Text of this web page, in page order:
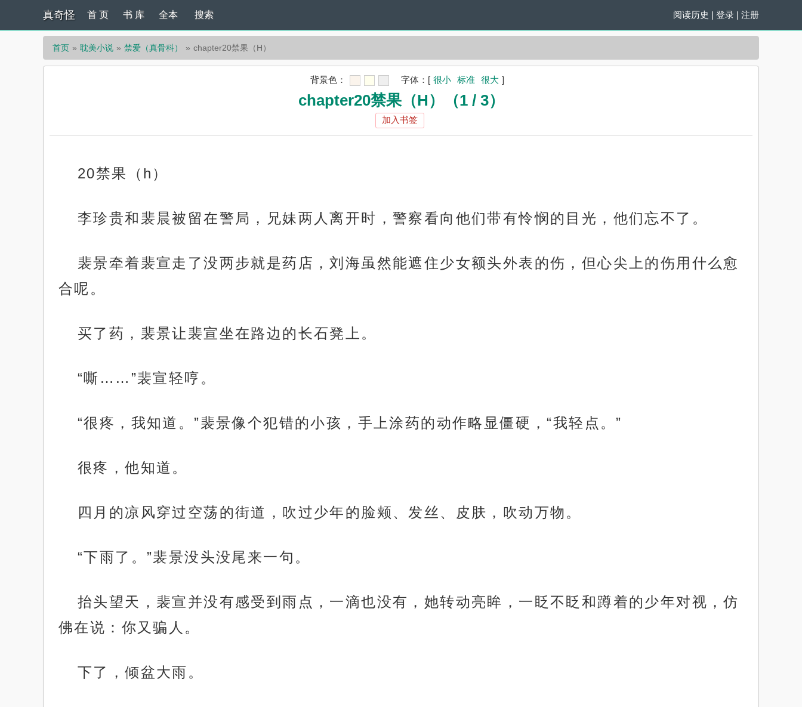
真奇怪 阅读历史 | 登录 | 注册
首 页 书 库 全本 搜索
首页 耽美小说 禁爱（真骨科） chapter20禁果（H）
背景色： 字体： [ 很小 标准 很大 ]
chapter20禁果（H）（1 / 3）
加入书签
20禁果（h）
李珍贵和裴晨被留在警局，兄妹两人离开时，警察看向他们带有怜悯的目光，他们忘不了。
裴景牵着裴宣走了没两步就是药店，刘海虽然能遮住少女额头外表的伤，但心尖上的伤用什么愈
合呢。
买了药，裴景让裴宣坐在路边的长石凳上。
“嘶……”裴宣轻哼。
“很疼，我知道。”裴景像个犯错的小孩，手上涂药的动作略显僵硬，“我轻点。”
很疼，他知道。
四月的凉风穿过空荡的街道，吹过少年的脸颊、发丝、皮肤，吹动万物。
“下雨了。”裴景没头没尾来一句。
抬头望天，裴宣并没有感受到雨点，一滴也没有，她转动亮眸，一眨不眨和蹲着的少年对视，仿
佛在说：你又骗人。
下了，倾盆大雨。